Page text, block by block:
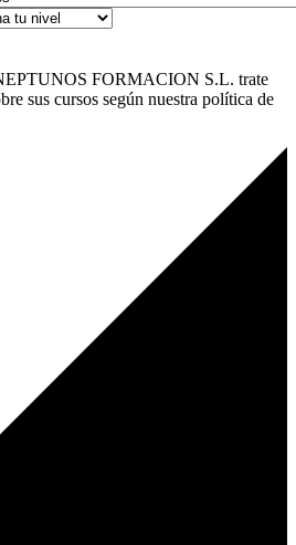
FORMACION S.L. trate
sus cursos según nuestra política de